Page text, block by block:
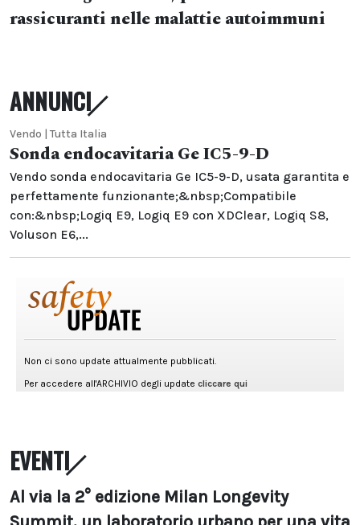
rassicuranti nelle malattie autoimmuni
ANNUNCI
Vendo | Tutta Italia
Sonda endocavitaria Ge IC5-9-D
Vendo sonda endocavitaria Ge IC5-9-D, usata garantita e
perfettamente funzionante;&nbsp;Compatibile
con:&nbsp;Logiq E9, Logiq E9 con XDClear, Logiq S8,
Voluson E6,...
EVENTI
Al via la 2° edizione Milan Longevity